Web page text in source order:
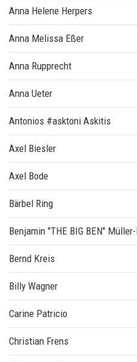
Anna Helene Herpers
Anna Melissa Eßer
Anna Rupprecht
Anna Ueter
Antonios #asktoni Askitis
Axel Biesler
Axel Bode
Bärbel Ring
Benjamin "THE BIG BEN"
Bernd Kreis
Billy Wagner
Carine Patricio
Christian Frens